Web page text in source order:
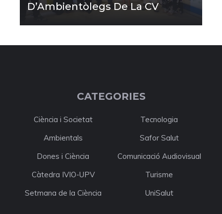
D’Ambientòlegs De La CV
CATEGORIES
Ciència i Societat
Tecnologia
Ambientals
Safor Salut
Dones i Ciència
Comunicació Audiovisual
Càtedra IVIO-UPV
Turisme
Setmana de la Ciència
UniSalut